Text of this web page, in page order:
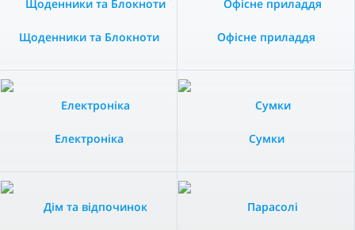
Щоденники та Блокноти Офісне приладдя
Електроніка Сумки